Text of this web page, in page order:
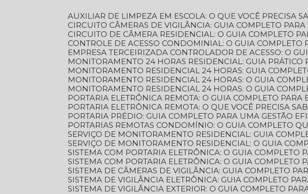
AUXILIAR DE LIMPEZA EM ESCOLA: O QUE VOCÊ PRECISA
CIRCUITO CÂMERAS DE VIGILÂNCIA: GUIA COMPLETO
CIRCUITO DE CÂMERA RESIDENCIAL: O GUIA COMPLETO
CONTROLE DE ACESSO CONDOMINIAL: O GUIA COMPLETO
EMPRESA TERCEIRIZADA CONTROLADOR DE ACESSO: O
MONITORAMENTO 24 HORAS RESIDENCIAL: GUIA PRÁTICO
MONITORAMENTO RESIDENCIAL 24 HORAS: GUIA
MONITORAMENTO RESIDENCIAL 24 HORAS: O GUIA
MONITORAMENTO RESIDENCIAL 24 HORAS: O GUIA
PORTARIA ELETRÔNICA REMOTA: O GUIA COMPLETO PARA
PORTARIA ELETRÔNICA REMOTA: O QUE VOCÊ PRECISA
PORTARIA PRÉDIO: GUIA COMPLETO PARA UMA GESTÃO
PORTARIAS REMOTAS CONDOMÍNIO: O GUIA COMPLETO
SERVIÇO DE MONITORAMENTO RESIDENCIAL: GUIA
SERVIÇO DE MONITORAMENTO RESIDENCIAL: O GUIA
SISTEMA COM PORTARIA ELETRÔNICA: O GUIA COMPLETO
SISTEMA COM PORTARIA ELETRÔNICA: O GUIA COMPLETO
SISTEMA DE CÂMERAS DE VIGILÂNCIA: GUIA COMPLETO
SISTEMA DE VIGILÂNCIA ELETRÔNICA: GUIA COMPLETO
SISTEMA DE VIGILÂNCIA EXTERIOR: O GUIA COMPLETO